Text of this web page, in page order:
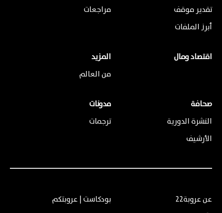
تقدير موقف
أبرز الملفات
مراجعات
اقتصاد ومال
المزيد
من العالم
صحافة
النشرة الدورية
الأرشيف
مدونات
ترجمات
عن عروبة22
بودكاست | عروبتكم